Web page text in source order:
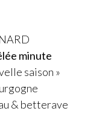
minute
saison »
& betterave